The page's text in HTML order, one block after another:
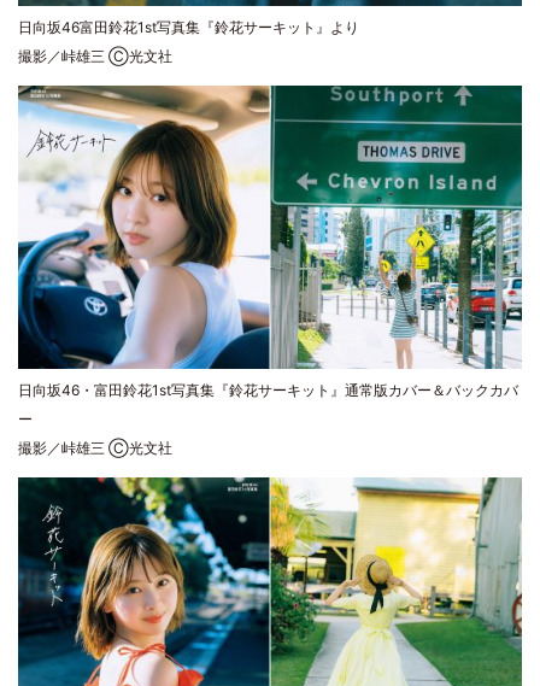
日向坂46富田鈴花1st写真集『鈴花サーキット』より
撮影／峠雄三 Ⓒ光文社
日向坂46・富田鈴花1st写真集『鈴花サーキット』通常版カバー＆バックカバ
ー
撮影／峠雄三 Ⓒ光文社